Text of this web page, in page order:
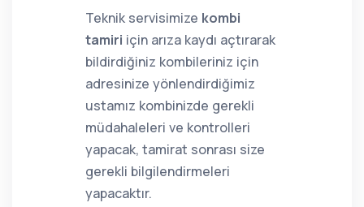
Teknik servisimize kombi
tamiri için arıza kaydı açtırarak
bildirdiğiniz kombileriniz için
adresinize yönlendirdiğimiz
ustamız kombinizde gerekli
müdahaleleri ve kontrolleri
yapacak, tamirat sonrası size
gerekli bilgilendirmeleri
yapacaktır.